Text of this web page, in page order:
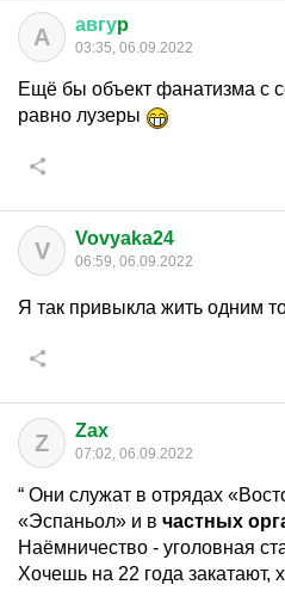
А авгуp
03:35, 06.09.2022
Ещё бы объект фанатизма с
равно лузеры
V Vovyaka24
06:59, 06.09.2022
Я так привыкла жить одним
Z Zax
07:02, 06.09.2022
“ Они служат в отрядах
«Эспаньол» и в частных
Наёмничество - уголовная
Хочешь на 22 года закатают,